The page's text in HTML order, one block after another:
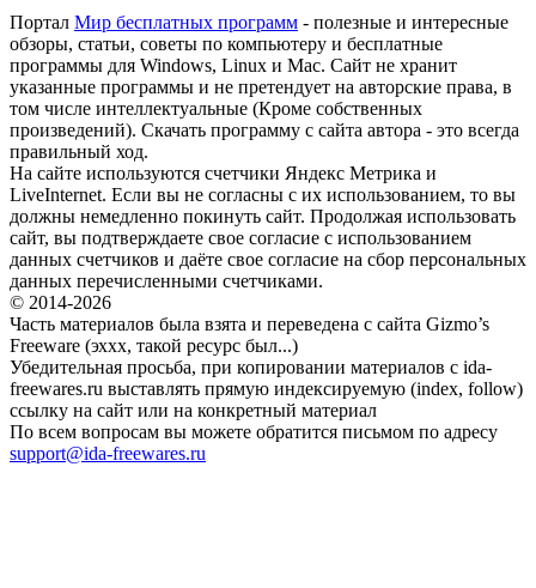
Портал Мир бесплатных программ - полезные и интересные
обзоры, статьи, советы по компьютеру и бесплатные
программы для Windows, Linux и Mac. Сайт не хранит
указанные программы и не претендует на авторские права, в
том числе интеллектуальные (Кроме собственных
произведений). Скачать программу с сайта автора - это всегда
правильный ход.
На сайте используются счетчики Яндекс Метрика и
LiveInternet. Если вы не согласны с их использованием, то вы
должны немедленно покинуть сайт. Продолжая использовать
сайт, вы подтверждаете свое согласие с использованием
данных счетчиков и даёте свое согласие на сбор персональных
данных перечисленными счетчиками.
© 2014-2026
Часть материалов была взята и переведена с сайта Gizmo’s
Freeware (эххх, такой ресурс был...)
Убедительная просьба, при копировании материалов с ida-
freewares.ru выставлять прямую индексируемую (index, follow)
ссылку на сайт или на конкретный материал
По всем вопросам вы можете обратится письмом по адресу
support@ida-freewares.ru